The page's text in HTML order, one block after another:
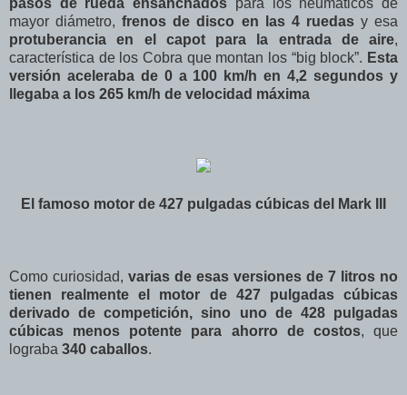
pasos de rueda ensanchados para los neumáticos de
mayor diámetro,frenos de disco en las 4 ruedasy esa
protuberancia en el capot para la entrada de aire,
característica de los Cobra que montan los “big block”. Esta
versión aceleraba de 0 a 100 km/h en 4,2 segundos y
llegaba a los 265 km/h de velocidad máxima
El famoso motor de 427 pulgadas cúbicas del Mark III
Como curiosidad, varias de esas versiones de 7 litros no
tienen realmente el motor de 427 pulgadas cúbicas
derivado de competición, sino uno de 428 pulgadas
cúbicas menos potente para ahorro de costos, que
lograba 340 caballos.